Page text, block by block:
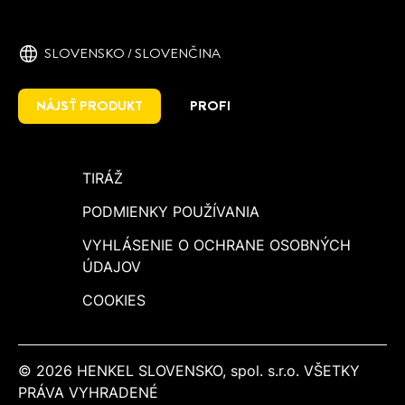
SLOVENSKO / SLOVENČINA
NÁJSŤ PRODUKT PROFI
TIRÁŽ
PODMIENKY POUŽÍVANIA
VYHLÁSENIE O OCHRANE OSOBNÝCH
ÚDAJOV
COOKIES
© 2026 HENKEL SLOVENSKO, spol. s.r.o. VŠETKY
PRÁVA VYHRADENÉ